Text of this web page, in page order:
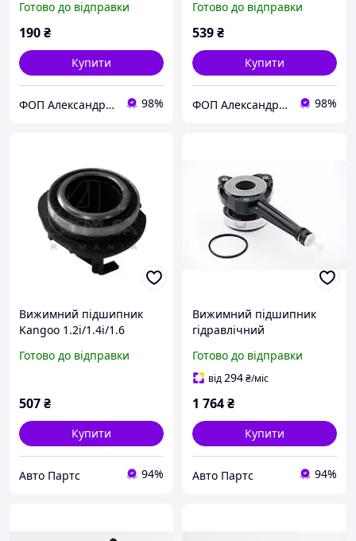
Готово до відправки
190₴
Купити
ФОП Александрова Ірина Анатоліївна 98%
Готово до відправки
539₴
Купити
ФОП Александрова Ірина Анатоліївна 98%
Вижимний підшипник
Kangoo 1.2i/1.4i/1.6
(30174)
Готово до відправки
507₴
Купити
Авто Партс 94%
Вижимний підшипник
гідравлічний
01- (3 отв.), ASAM (75793)
Готово до відправки
від294₴/міс
1 764₴
Купити
Авто Партс 94%